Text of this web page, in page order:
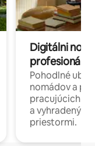
Digitálni
profesionáli
Pohodlné
nomádov a
pracujúcich
a
priestormi.